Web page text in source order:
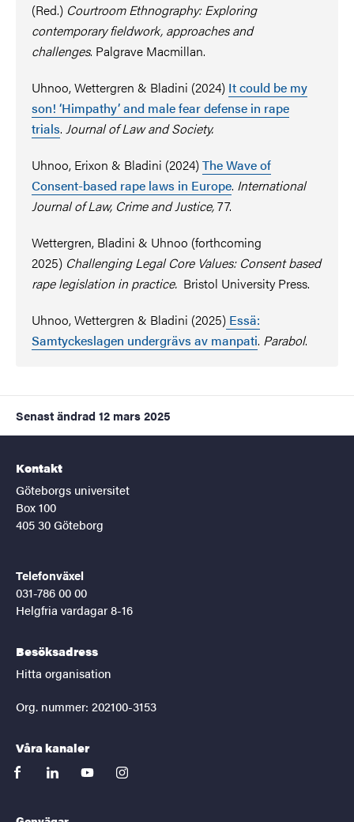
(Red.) Courtroom Ethnography: Exploring
contemporary fieldwork, approaches and
challenges. Palgrave Macmillan.
Uhnoo, Wettergren & Bladini (2024) It could be my
son! ‘Himpathy’ and male fear defense in rape
trials. Journal of Law and Society.
Uhnoo, Erixon & Bladini (2024)The Wave of
Consent-based rape laws in Europe. International
Journal of Law, Crime and Justice,77.
Wettergren, Bladini & Uhnoo (forthcoming
2025) Challenging Legal Core Values: Consent based
rape legislation in practice. Bristol University Press.
Uhnoo, Wettergren & Bladini (2025) Essä:
Samtyckeslagen undergrävs av manpati. Parabol.
Senast ändrad 12 mars 2025
Kontakt
Göteborgs universitet
Box 100
405 30 Göteborg
Telefonväxel
031-786 00 00
Helgfria vardagar 8-16
Besöksadress
Hitta organisation
Org. nummer: 202100-3153
Våra kanaler
facebooklinkedinyoutubeinstagram